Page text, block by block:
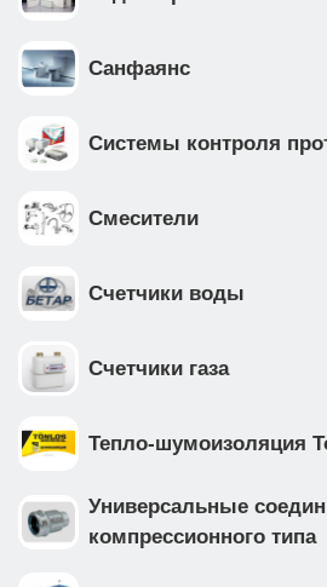
Санфаянс
Системы контроля
Смесители
Счетчики воды
Счетчики газа
Тепло-шумоизоляция
Универсальные
компрессионного типа